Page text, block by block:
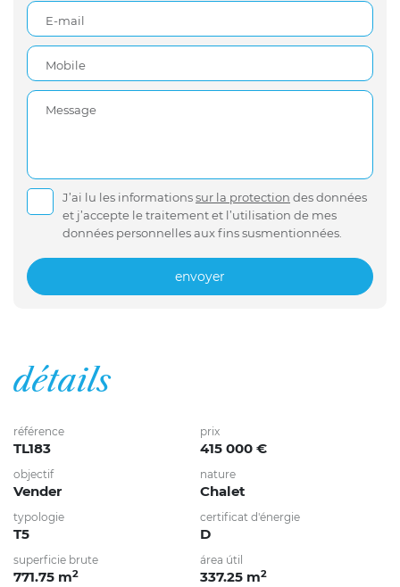
E-mail
Mobile
Message
J’ai lu les informationssur la protection des données
et j’accepte le traitement et l’utilisation de mes
données personnelles aux fins susmentionnées.
envoyer
détails
référence
TL183
prix
415 000 €
objectif
Vender
nature
Chalet
typologie
T5
certificat d'énergie
D
superficie brute
771.75 m2
área útil
337.25 m2